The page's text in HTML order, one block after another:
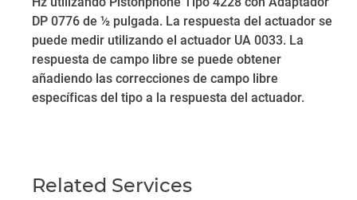
DP 0776 de ½ pulgada. La respuesta del actuador se
puede medir utilizando el actuador UA 0033. La
respuesta de campo libre se puede obtener
añadiendo las correcciones de campo libre
específicas del tipo a la respuesta del actuador.
Related Services